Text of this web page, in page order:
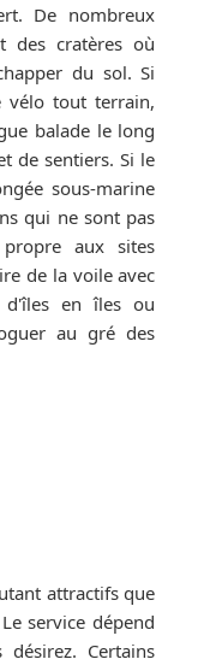
De nombreux
des cratères où
du sol. Si
vélo tout terrain,
balade le long
de sentiers. Si le
sous-marine
qui ne sont pas
aux sites
de la voile avec
d'îles en îles ou
au gré des
attractifs que
service dépend
Certains